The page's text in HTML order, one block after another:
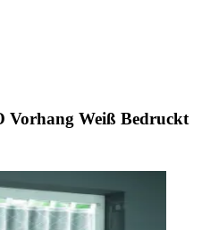
Vorhang Weiß Bedruckt